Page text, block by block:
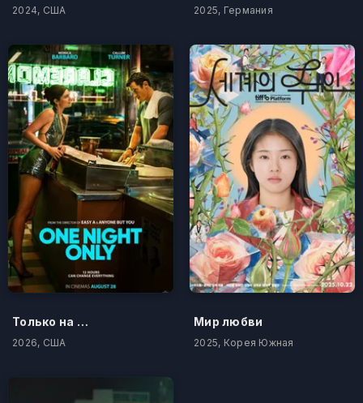
2024, США 2025, Германия
Только на одну ночь
2026, США
Мир любви
2025, Корея Южная